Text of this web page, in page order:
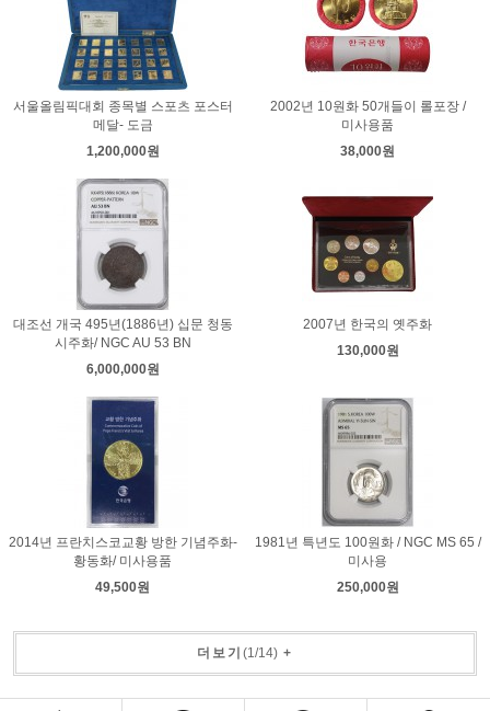
서울올림픽대회 종목별 스포츠 포스터
메달- 도금
1,200,000원
2002년 10원화 50개들이 롤포장 /
미사용품
38,000원
대조선 개국 495년(1886년) 십문 청동
시주화/ NGC AU 53 BN
6,000,000원
2007년 한국의 옛주화
130,000원
2014년 프란치스코교황 방한 기념주화-
황동화/ 미사용품
49,500원
1981년 특년도 100원화 / NGC MS 65 /
미사용
250,000원
더보기 (1 /14) +